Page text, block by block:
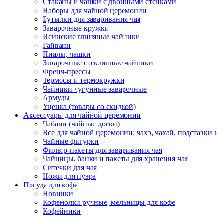
Стаканы и чашки с двойными стенками
Наборы для чайной церемонии
Бутылки для заваривания чая
Заварочные кружки
Исинские глиняные чайники
Гайвани
Пиалы, чашки
Заварочные стеклянные чайники
Френч-прессы
Термосы и термокружки
Чайники чугунные заварочные
Армуды
Уценка (товары со скидкой)
Аксессуары для чайной церемонии
Чабани (чайные доски)
Все для чайной церемонии: чахэ, чахай, подставки
Чайные фигурки
Фильтр-пакеты для заваривания чая
Чайницы, банки и пакеты для хранения чая
Ситечки для чая
Ножи для пуэра
Посуда для кофе
Новинки
Кофемолки ручные, мельницы для кофе
Кофейники